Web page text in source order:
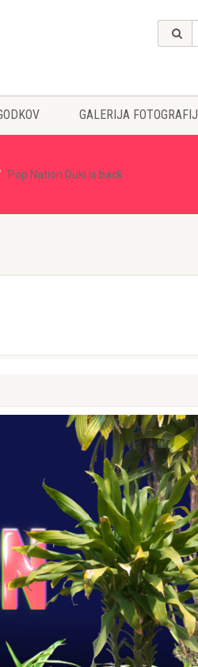
GALERIJA FOTOGRAFIJ
Pop Nation Duki is back